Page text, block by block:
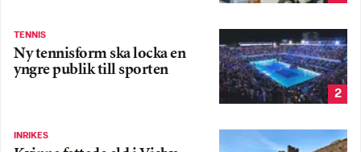
TENNIS
Ny tennisform ska locka en
yngre publik till sporten
2
INRIKES